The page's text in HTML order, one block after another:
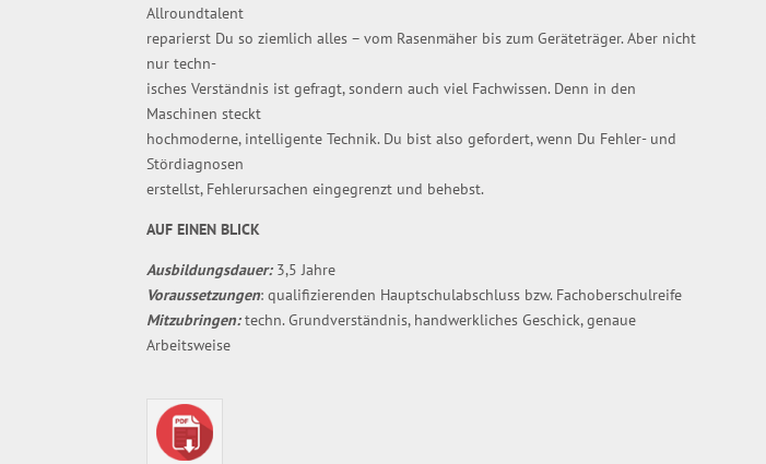
Allroundtalent
reparierst Du so ziemlich alles – vom Rasenmäher bis zum Geräteträger. Aber nicht
nur techn-
isches Verständnis ist gefragt, sondern auch viel Fachwissen. Denn in den
Maschinen steckt
hochmoderne, intelligente Technik. Du bist also gefordert, wenn Du Fehler- und
Stördiagnosen
erstellst, Fehlerursachen eingegrenzt und behebst.
AUF EINEN BLICK
Ausbildungsdauer: 3,5 Jahre
Voraussetzungen: qualifizierenden Hauptschulabschluss bzw. Fachoberschulreife
Mitzubringen:techn. Grundverständnis, handwerkliches Geschick, genaue
Arbeitsweise